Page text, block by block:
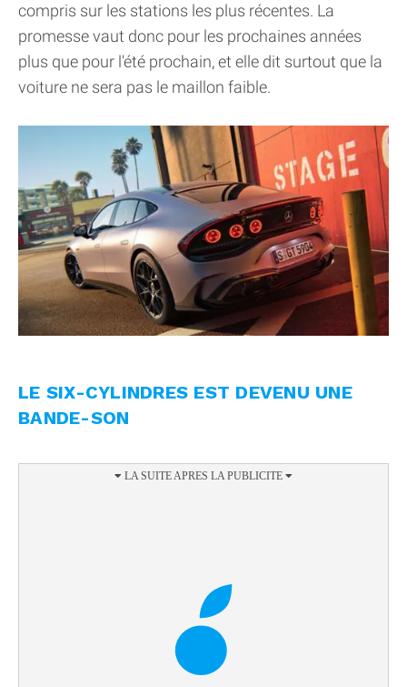
compris sur les stations les plus récentes. La
promesse vaut donc pour les prochaines années
plus que pour l'été prochain, et elle dit surtout que la
voiture ne sera pas le maillon faible.
LE SIX-CYLINDRES EST DEVENU UNE
BANDE-SON